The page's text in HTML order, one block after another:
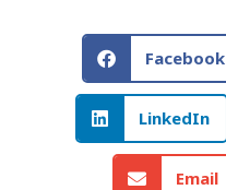
Facebook
LinkedIn
Email